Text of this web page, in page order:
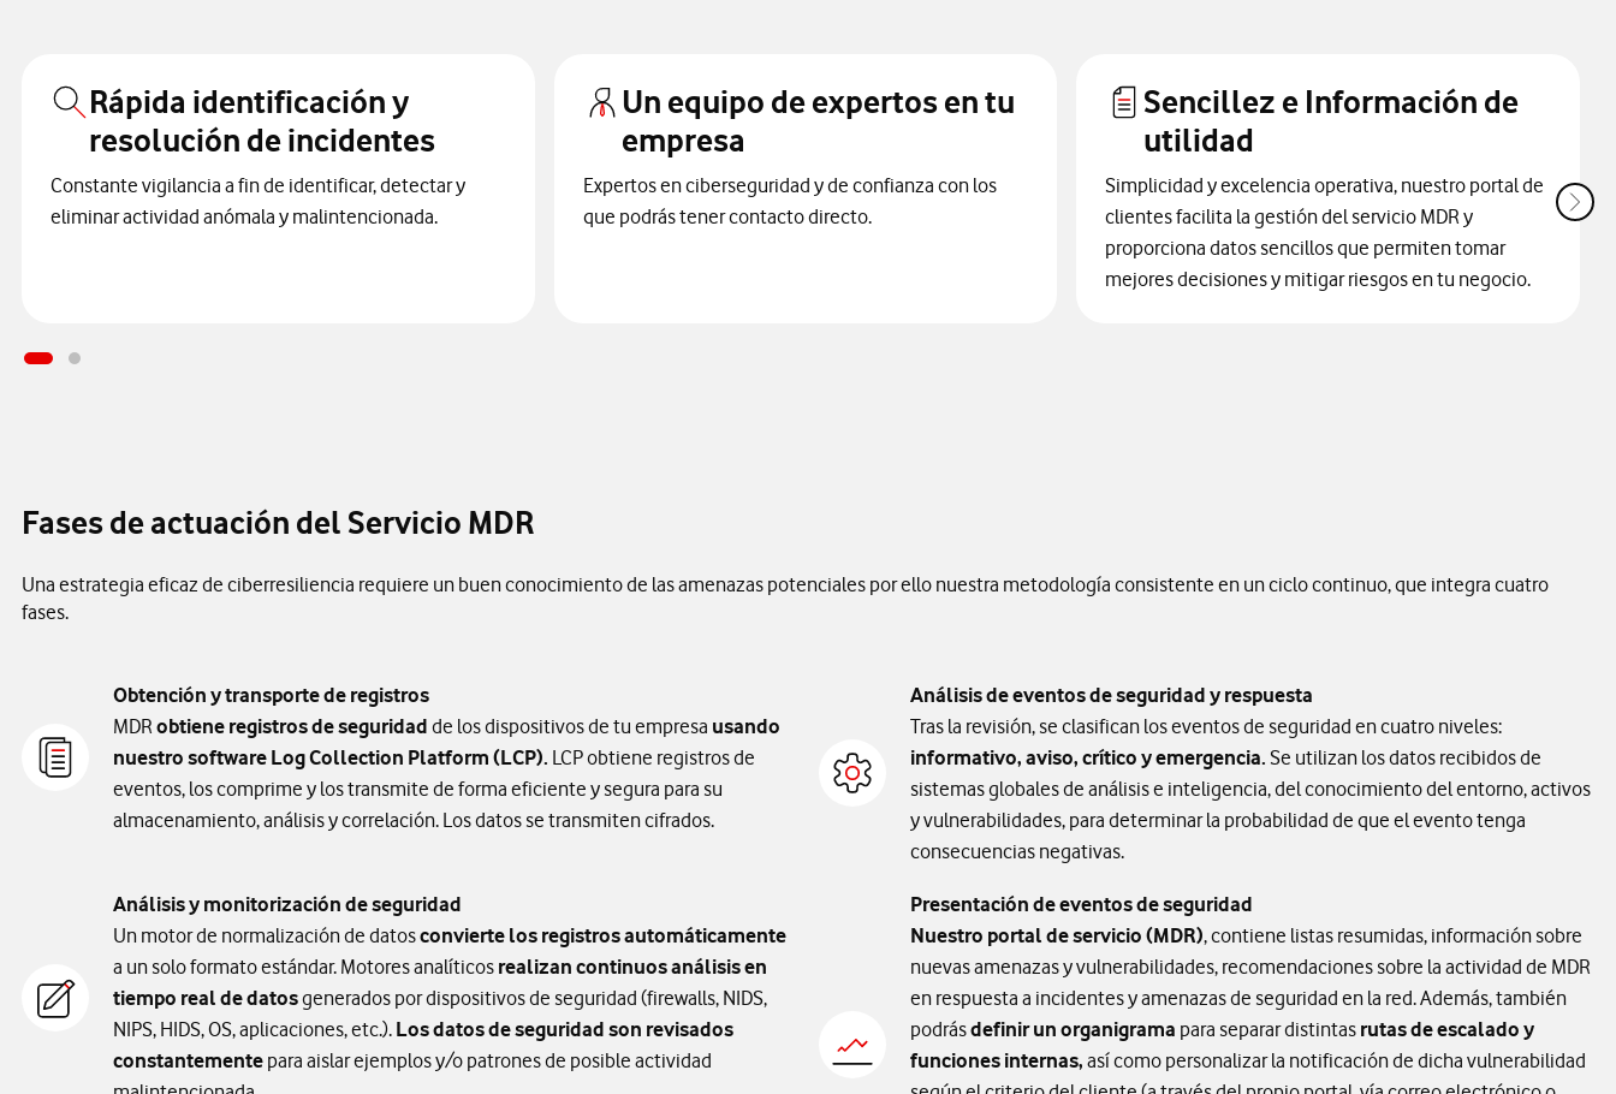
Rápida identificación y
resolución de incidentes
Constante vigilancia a fin de identificar, detectar y
eliminar actividad anómala y malintencionada.
Un equipo de expertos en tu
empresa
Expertos en ciberseguridad y de confianza con los
que podrás tener contacto directo.
Sencillez e Información de
utilidad
Simplicidad y excelencia operativa, nuestro portal de
clientes facilita la gestión del servicio MDR y
proporciona datos sencillos que permiten tomar
mejores decisiones y mitigar riesgos en tu negocio.
Fases de actuación del Servicio MDR
Una estrategia eficaz de ciberresiliencia requiere un buen conocimiento de las amenazas potenciales por ello nuestra metodología consistente en un ciclo continuo, que integra cuatro
fases.
Obtención y transporte de registros
MDR obtiene registros de seguridad de los dispositivos de tu empresa usando
nuestro software Log Collection Platform (LCP). LCP obtiene registros de
eventos, los comprime y los transmite de forma eficiente y segura para su
almacenamiento, análisis y correlación. Los datos se transmiten cifrados.
Análisis de eventos de seguridad y respuesta
Tras la revisión, se clasifican los eventos de seguridad en cuatro niveles:
informativo, aviso, crítico y emergencia. Se utilizan los datos recibidos de
sistemas globales de análisis e inteligencia, del conocimiento del entorno, activos
y vulnerabilidades, para determinar la probabilidad de que el evento tenga
consecuencias negativas.
Análisis y monitorización de seguridad
Un motor de normalización de datosconvierte los registros automáticamente
a un solo formato estándar. Motores analíticos realizan continuos análisis en
tiempo real de datosgenerados por dispositivos de seguridad (firewalls, NIDS,
NIPS, HIDS, OS, aplicaciones, etc.). Los datos de seguridad son revisados
constantemente para aislar ejemplos y/o patrones de posible actividad
Presentación de eventos de seguridad
Nuestro portal de servicio (MDR), contiene listas resumidas, información sobre
nuevas amenazas y vulnerabilidades, recomendaciones sobre la actividad de MDR
en respuesta a incidentes y amenazas de seguridad en la red. Además, también
podrásdefinir un organigrama para separar distintas rutas de escalado y
funciones internas, así como personalizar la notificación de dicha vulnerabilidad